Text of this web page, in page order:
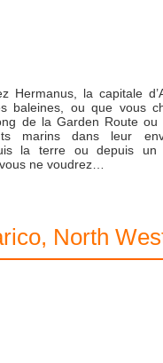
Hermanus, la capitale
baleines, ou que vous
de la Garden Route
marins dans leur
la terre ou depuis
ne voudrez…
North